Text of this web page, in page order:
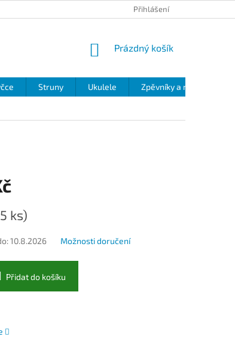
ÚDAJŮ Přihlášení
NÁKUPNÍ
Prázdný košík
Struny Ukulele Zpěvníky a noty
ks)
10.8.2026 Možnosti doručení
Přidat do košíku